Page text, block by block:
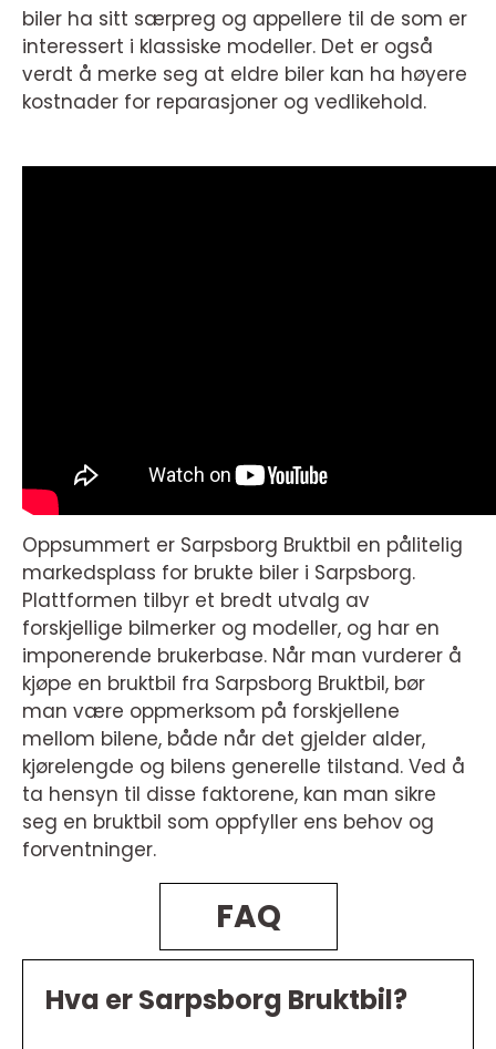
biler ha sitt særpreg og appellere til de som er
interessert i klassiske modeller. Det er også
verdt å merke seg at eldre biler kan ha høyere
kostnader for reparasjoner og vedlikehold.
Oppsummert er Sarpsborg Bruktbil en pålitelig
markedsplass for brukte biler i Sarpsborg.
Plattformen tilbyr et bredt utvalg av
forskjellige bilmerker og modeller, og har en
imponerende brukerbase. Når man vurderer å
kjøpe en bruktbil fra Sarpsborg Bruktbil, bør
man være oppmerksom på forskjellene
mellom bilene, både når det gjelder alder,
kjørelengde og bilens generelle tilstand. Ved å
ta hensyn til disse faktorene, kan man sikre
seg en bruktbil som oppfyller ens behov og
forventninger.
FAQ
Hva er Sarpsborg Bruktbil?